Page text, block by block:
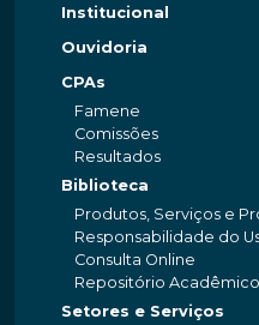
Institucional
Ouvidoria
CPAs
Famene
Comissões
Resultados
Biblioteca
Produtos, Serviços e
Responsabilidade do
Consulta Online
Repositório Acadêmico
Setores e Serviços